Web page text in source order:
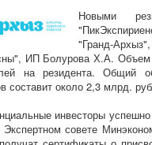
Новыми
"Гранд-
ИП Болурова Х.А. Объем
на резидента. Общий
составит около 2,3 млрд.
инвесторы
Экспертном совете